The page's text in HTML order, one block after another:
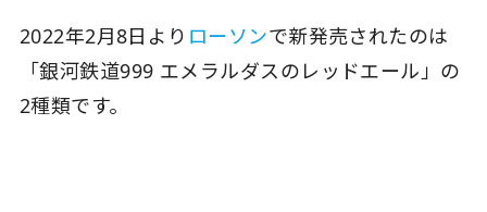
2022年2月8日より ローソンで新発売されたのは
「銀河鉄道999 エメラルダスのレッドエール」の
2種類です。